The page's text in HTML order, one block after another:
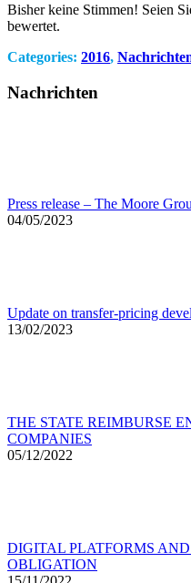
Bisher keine Stimmen! Seien
bewertet.
Categories: 2016,
Nachrichten
Press release – The Moore
04/05/2023
Update on transfer-pricing
13/02/2023
THE STATE REIMBURSE
COMPANIES
05/12/2022
DIGITAL PLATFORMS
OBLIGATION